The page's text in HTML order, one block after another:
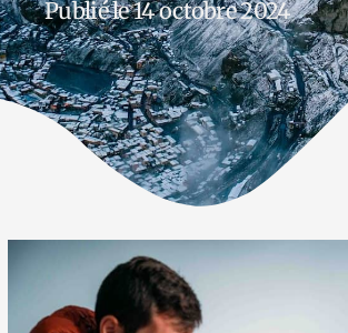
Publié le 14 octobre 2024